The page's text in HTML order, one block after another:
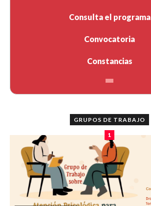
Consulta el programa
Convocatoria
Constancias
GRUPOS DE TRABAJO
1